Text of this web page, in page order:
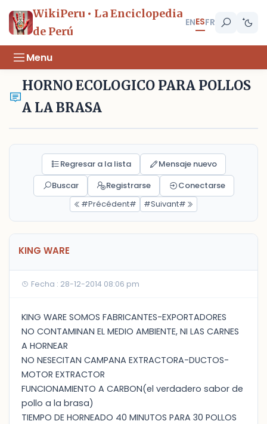
WikiPeru • La Enciclopedia
de Perú
ENESFR
Menu
HORNO ECOLOGICO PARA POLLOS
A LA BRASA
Regresar a la lista
Mensaje nuevo
Buscar
Registrarse
Conectarse
#Précédent#
#Suivant#
KING WARE
Fecha : 28-12-2014 08:06 pm
KING WARE SOMOS FABRICANTES-EXPORTADORES
NO CONTAMINAN EL MEDIO AMBIENTE, NI LAS CARNES
A HORNEAR
NO NESECITAN CAMPANA EXTRACTORA-DUCTOS-
MOTOR EXTRACTOR
FUNCIONAMIENTO A CARBON(el verdadero sabor de
pollo a la brasa)
TIEMPO DE HORNEADO 40 MINUTOS PARA 30 POLLOS